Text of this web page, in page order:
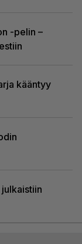
-pelin –
kääntyy